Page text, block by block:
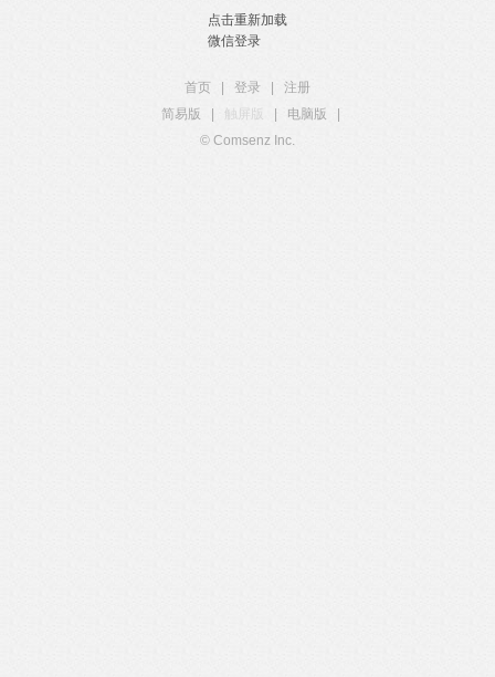
点击重新加载
微信登录
首页 登录
注册
简易版
触屏版 电脑版
© Comsenz Inc.